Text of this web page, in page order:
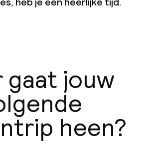
gaat jouw
heen?